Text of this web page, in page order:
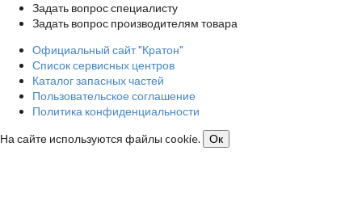
Задать вопрос специалисту
Задать вопрос производителям товара
Официальный сайт "Кратон"
Список сервисных центров
Каталог запасных частей
Пользовательское соглашение
Политика конфиденциальности
На сайте используются файлы cookie.
Ок